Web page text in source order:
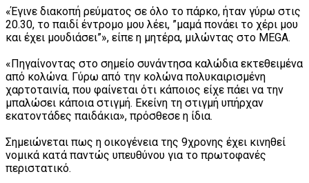
«Έγινε διακοπή ρεύματος σε όλο το πάρκο, ήταν γύρω στις
20.30, το παιδί έντρομο μου λέει, ”μαμά πονάει το χέρι μου
και έχει μουδιάσει”», είπε η μητέρα, μιλώντας στο MEGA.
«Πηγαίνοντας στο σημείο συνάντησα καλώδια εκτεθειμένα
από κολώνα. Γύρω από την κολώνα πολυκαιρισμένη
χαρτοταινία, που φαίνεται ότι κάποιος είχε πάει να την
μπαλώσει κάποια στιγμή. Εκείνη τη στιγμή υπήρχαν
εκατοντάδες παιδάκια», πρόσθεσε η ίδια.
Σημειώνεται πως η οικογένεια της 9χρονης έχει κινηθεί
νομικά κατά παντώς υπευθύνου για το πρωτοφανές
περιστατικό.